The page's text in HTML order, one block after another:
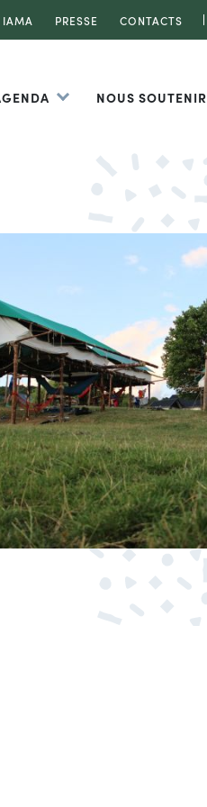
IAMA PRESSE CONTACTS
NOUS SOUTENIR